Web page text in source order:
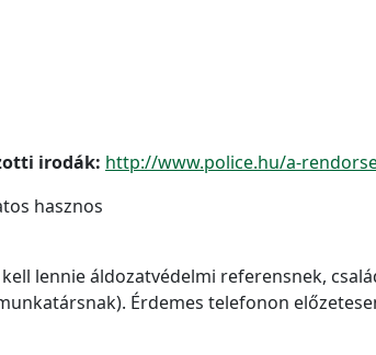
irodák: http://www.police.hu/a-
hasznos
lennie áldozatvédelmi referensnek,
Érdemes telefonon